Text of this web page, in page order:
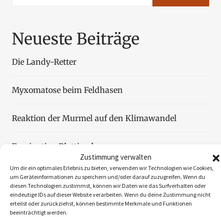
Zustimmung verwalten
Um dir ein optimales Erlebnis zu bieten, verwenden wir Technologien wie Cookies,
um Geräteinformationen zu speichern und/oder darauf zuzugreifen. Wenn du
diesen Technologien zustimmst, können wir Daten wie das Surfverhalten oder
eindeutige IDs auf dieser Website verarbeiten. Wenn du deine Zustimmung nicht
erteilst oder zurückziehst, können bestimmte Merkmale und Funktionen
beeinträchtigt werden.
Neueste Beiträge
Die Landy-Retter
Myxomatose beim Feldhasen
Reaktion der Murmel auf den Klimawandel
Faszination Blattjagd
Wildzählung aus der Luft